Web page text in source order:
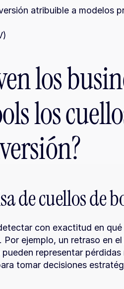
atribuible a modelos
los
los
de cuellos de
con exactitud en
ejemplo, un retraso en
representar pérdidas
tomar decisiones